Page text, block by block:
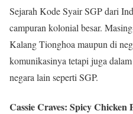
Sejarah Kode Syair SGP dari
campuran kolonial besar.
Kalang Tionghoa maupun di
komunikasinya tetapi juga
negara lain seperti SGP.
Cassie Craves: Spicy Chicken